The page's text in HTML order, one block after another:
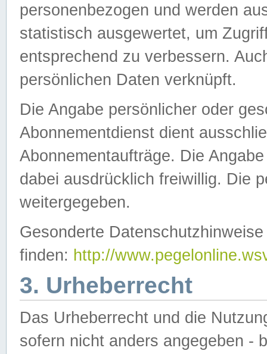
personenbezogen und werden
statistisch ausgewertet, um
entsprechend zu verbessern.
persönlichen Daten verknüpft.
Die Angabe persönlicher oder
Abonnementdienst dient
Abonnementaufträge. Die
dabei ausdrücklich freiwillig. Die
weitergegeben.
Gesonderte
finden: http://
3. Urheberrecht
Das Urheberrecht und die
sofern nicht anders angegeben -